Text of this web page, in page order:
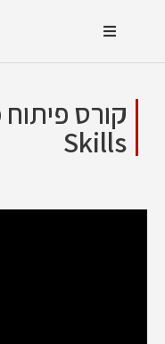
קורס פיתוח
Skills